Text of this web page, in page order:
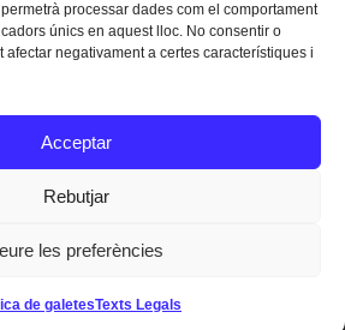
processar dades com el comportament
únics en aquest lloc. No consentir o
afectar negativament a certes característiques i
Acceptar
Rebutjar
les preferències
de galetesTexts Legals
Instagram
Facebook
Twitter
Texts Legals